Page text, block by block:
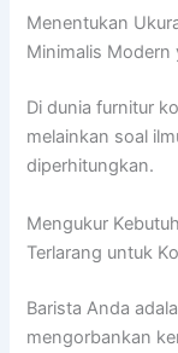
Menentukan
Minimalis Modern
Di dunia furnitur
melainkan soal
diperhitungkan.
Mengukur
Terlarang untuk
Barista Anda
mengorbankan